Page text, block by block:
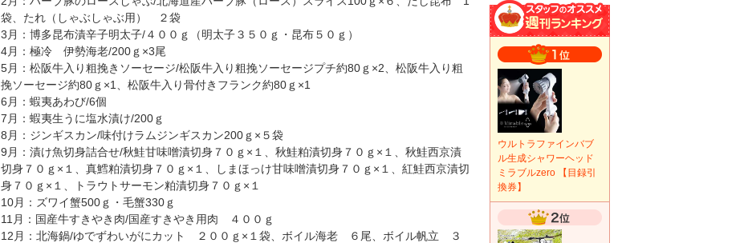
袋、たれ（しゃぶしゃぶ用） ２袋
3月：博多昆布漬辛子明太子/４００ｇ（明太子３５０ｇ・昆布５０ｇ）
4月：極冷 伊勢海老/200ｇ×3尾
5月：松阪牛入り粗挽きソーセージ/松阪牛入り粗挽ソーセージプチ約80ｇ×2、松阪牛入り粗
挽ソーセージ約80ｇ×1、松阪牛入り骨付きフランク約80ｇ×1
6月：蝦夷あわび/6個
7月：蝦夷生うに塩水漬け/200ｇ
8月：ジンギスカン/味付けラムジンギスカン200ｇ×５袋
9月：漬け魚切身詰合せ/秋鮭甘味噌漬切身７０ｇ×１、秋鮭粕漬切身７０ｇ×１、秋鮭西京漬
切身７０ｇ×１、真鱈粕漬切身７０ｇ×１、しまほっけ甘味噌漬切身７０ｇ×１、紅鮭西京漬切
身７０ｇ×１、トラウトサーモン粕漬切身７０ｇ×１
10月：ズワイ蟹500ｇ・毛蟹330ｇ
11月：国産牛すきやき肉/国産すきやき用肉 ４００ｇ
12月：北海鍋/ゆでずわいがにカット ２００ｇ×１袋、ボイル海老 ６尾、ボイル帆立 ３
ウルトラファインバブ
ル生成シャワーヘッド
ミラブルzero 【目録引
換券】